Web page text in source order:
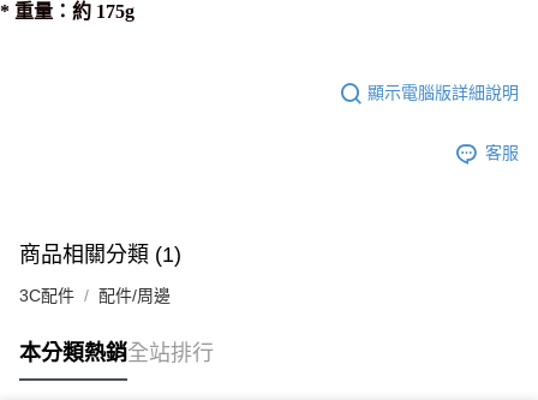
* 重量：約 175g
顯示電腦版詳細說明
客服
商品相關分類 (1)
3C配件 配件/周邊
本分類熱銷全站排行